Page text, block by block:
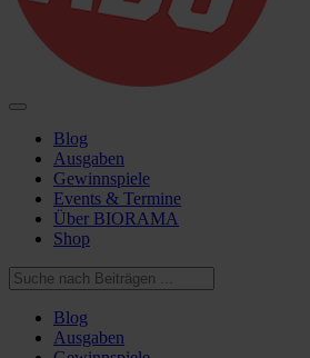
Blog
Ausgaben
Gewinnspiele
Events & Termine
Über BIORAMA
Shop
Blog
Ausgaben